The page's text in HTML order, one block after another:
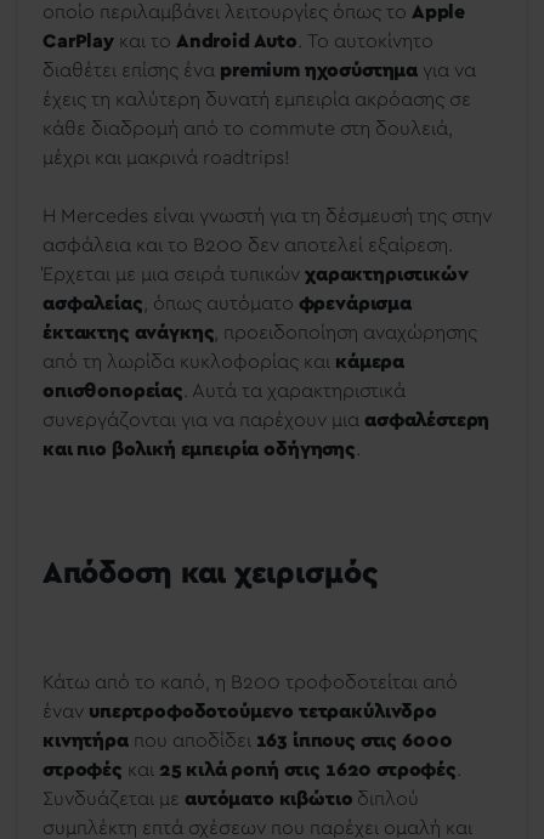
οποίο περιλαμβάνει λειτουργίες όπως το Apple
CarPlayκαι το Android Auto . Το αυτοκίνητο
διαθέτει επίσης ένα premium ηχοσύστημα για να
έχεις τη καλύτερη δυνατή εμπειρία ακρόασης σε
κάθε διαδρομή από το commute στη δουλειά,
μέχρι και μακρινά roadtrips!
Η Mercedes είναι γνωστή για τη δέσμευσή της στην
ασφάλεια και το B200 δεν αποτελεί εξαίρεση.
Έρχεται με μια σειρά τυπικών χαρακτηριστικών
ασφαλείας , όπως αυτόματο φρενάρισμα
έκτακτης ανάγκης , προειδοποίηση αναχώρησης
από τη λωρίδα κυκλοφορίας και κάμερα
οπισθοπορείας . Αυτά τα χαρακτηριστικά
συνεργάζονται για να παρέχουν μια ασφαλέστερη
και πιο βολική εμπειρία οδήγησης
Απόδοση και χειρισμός
Κάτω από το καπό, η B200 τροφοδοτείται από
έναν υπερτροφοδοτούμενο τετρακύλινδρο
κινητήραπου αποδίδει 163 ίππους στις 6000
στροφές και 25 κιλά ροπή στις 1620 στροφές
Συνδυάζεται με αυτόματο κιβώτιο διπλού
συμπλέκτη επτά σχέσεων που παρέχει ομαλή και